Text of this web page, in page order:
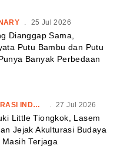
. 25 Jul 2026
Dianggap Sama,
Putu Bambu dan Putu
Banyak Perbedaan
INSPIRASI INDONESIA . 27 Jul 2026
Little Tiongkok, Lasem
Jejak Akulturasi Budaya
Masih Terjaga